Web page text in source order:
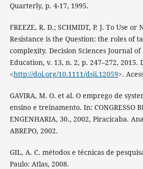
Quarterly, p. 4-17, 1995.
FREEZE, R. D.; SCHMIDT, P. J. To Use or
Resistance is the Question: the roles of
complexity. Decision Sciences Journal
Education, v. 13, n. 2, p. 247–272, 2015.
<http://doi.org/10.1111/dsji.12059>.
GAVIRA, M. O. et al. O emprego de
ensino e treinamento. In: CONGRESSO
ENGENHARIA, 30., 2002, Piracicaba.
ABREPO, 2002.
GIL, A. C. métodos e técnicas de
Paulo: Atlas, 2008.